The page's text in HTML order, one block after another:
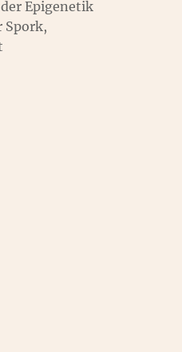
Epigenetik
Spork,